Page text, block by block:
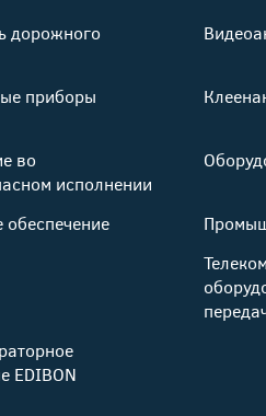
дорожного
приборы
во
исполнении
EDIBON